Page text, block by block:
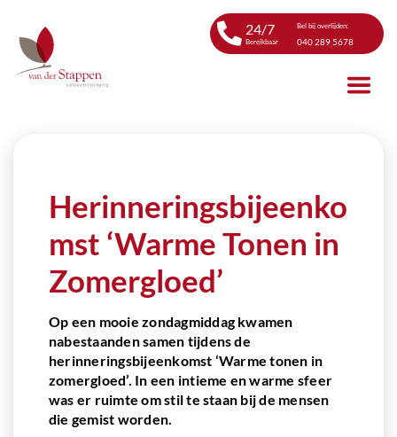
24/7
Bereikbaar
Bel bij overlijden:
040 289 5678
Herinneringsbijeenko
mst ‘Warme Tonen in
Zomergloed’
Op een mooie zondagmiddag kwamen
nabestaanden samen tijdens de
herinneringsbijeenkomst ‘Warme tonen in
zomergloed’. In een intieme en warme sfeer
was er ruimte om stil te staan bij de mensen
die gemist worden.